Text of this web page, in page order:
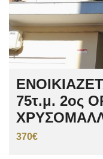
75τ.μ. 2ος
370€